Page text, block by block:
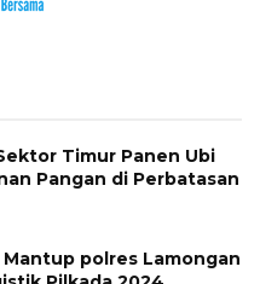
Timur Panen Ubi
Pangan di Perbatasan
polres Lamongan